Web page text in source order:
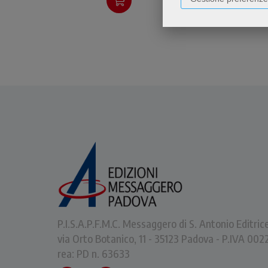
emozionanti e commoventi,
P.I.S.A.P.F.M.C. Messaggero di S. Antonio
via Orto Botanico, 11 - 35123 Padova - P.IVA
rea: PD n. 63633